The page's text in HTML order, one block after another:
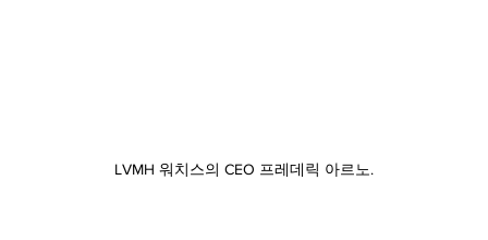
LVMH 워치스의 CEO 프레데릭 아르노.